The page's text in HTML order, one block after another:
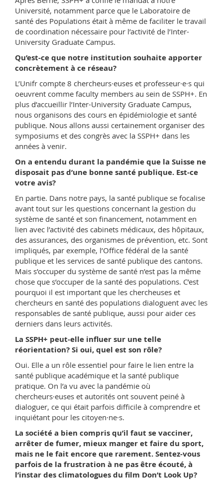
Université, notamment parce que le Laboratoire de
santé des Populations était à même de faciliter le travail
de coordination nécessaire pour l’activité de l’Inter-
University Graduate Campus.
Qu’est-ce que notre institution souhaite apporter
concrètement à ce réseau?
L’Unifr compte 8 chercheurs·euses et professeur·e·s qui
oeuvrent comme faculty members au sein de SSPH+. En
plus d’accueillir l’Inter-University Graduate Campus,
nous organisons des cours en épidémiologie et santé
publique. Nous allons aussi certainement organiser des
symposiums et des congrès avec la SSPH+ dans les
années à venir.
On a entendu durant la pandémie que la Suisse ne
disposait pas d’une bonne santé publique. Est-ce
votre avis?
En partie. Dans notre pays, la santé publique se focalise
avant tout sur les questions concernant la gestion du
système de santé et son financement, notamment en
lien avec l’activité des cabinets médicaux, des hôpitaux,
des assurances, des organismes de prévention, etc. Sont
impliqués, par exemple, l’Office fédéral de la santé
publique et les services de santé publique des cantons.
Mais s’occuper du système de santé n’est pas la même
chose que s’occuper de la santé des populations. C’est
pourquoi il est important que les chercheuses et
chercheurs en santé des populations dialoguent avec les
responsables de santé publique, aussi pour aider ces
derniers dans leurs activités.
La SSPH+ peut-elle influer sur une telle
réorientation? Si oui, quel est son rôle?
Oui. Elle a un rôle essentiel pour faire le lien entre la
santé publique académique et la santé publique
pratique. On l’a vu avec la pandémie où
chercheurs·euses et autorités ont souvent peiné à
dialoguer, ce qui était parfois difficile à comprendre et
inquiétant pour les citoyen·ne·s.
La société a bien compris qu’il faut se vacciner,
arrêter de fumer, mieux manger et faire du sport,
mais ne le fait encore que rarement. Sentez-vous
parfois de la frustration à ne pas être écouté, à
l’instar des climatologues du film Don’t Look Up?